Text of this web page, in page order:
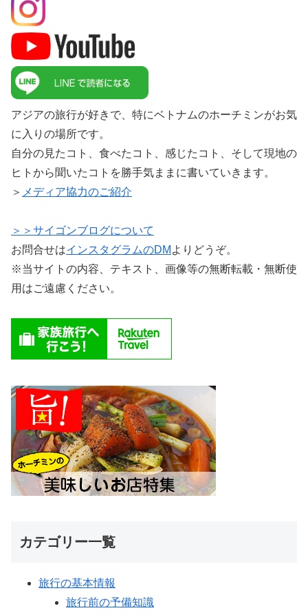
アジアの旅行が好きで、特にベトナムのホーチミンがお気
に入りの場所です。
自分の見たコト、食べたコト、感じたコト、そして現地の
ヒトから聞いたコトを勝手気ままに書いていきます。
＞ メディア協力のご紹介
＞＞サイゴンブログについて
お問合せはインスタグラムのDM よりどうぞ。
※当サイトの内容、テキスト、画像等の無断転載・無断使
用はご遠慮ください。
カテゴリー一覧
旅行の基本情報
旅行前の予備知識